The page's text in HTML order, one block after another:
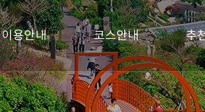
이용안내 코스안내 추